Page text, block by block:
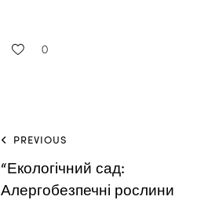
0
PREVIOUS
“Екологічний сад:
Алергобезпечні рослини